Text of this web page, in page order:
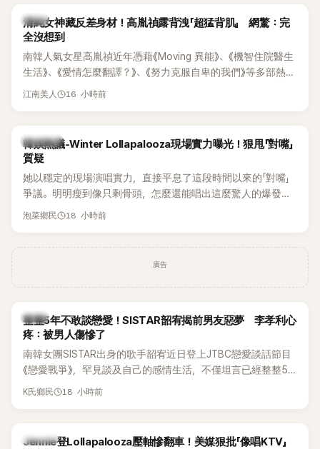
韓星
清純女神藏反差身材！高胤禎露背洩「超猛背肌」 網驚：完
全沒想到
南韓人氣女星高胤禎近年憑藉《Moving 異能》、《機智住院醫生
生活》、《愛情怎麼翻譯？》、《努力克服自卑的我們》等多部熱門
作品，躍升為韓劇新一代女神代表，不僅演技備受肯定，精緻
細身材下的超狂背肌與肩膀線條，反差感十足，讓不少網友看
傻直呼：「原來她身材這麼猛！」
江南美人 16 小時前
熱議討論
韓娛熱議-Winter Lollapalooza現場實力曝光！狠甩「對嘴」
質疑
她以穩定的現場演唱實力，直接平息了這段時間以來的「對嘴」
爭議。明明瘦到像只剩骨頭，怎麼還能唱出這麼驚人的爆發力
和音量？
泡菜鄉民 18 小時前
廣告
韓星
整整5年不敢談戀愛！SISTAR韶宥揭前男友惡夢 李孝利心
疼：被男人傷慘了
南韓女團SISTAR出身的歌手韶宥近日登上JTBC戀愛談話節目
《戀愛戰爭》，罕見談及自己的感情生活，不僅坦言已經整整5
年沒有談戀愛，更首度透露空窗至今的原因，全與上一段戀情
K氏鄉民 18 小時前
K-POP
Jennie登Lollapalooza壓軸慘翻車！美媒狠批「像唱KTV」